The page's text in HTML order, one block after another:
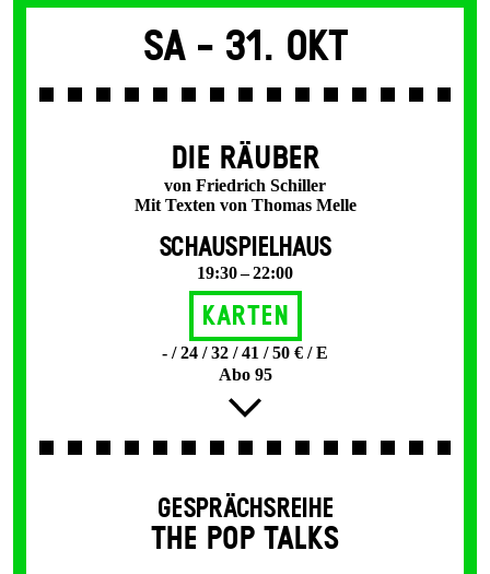
Sa - 31. Okt
DIE RÄUBER
von Friedrich Schiller
Mit Texten von Thomas Melle
SCHAUSPIELHAUS
19:30 – 22:00
Karten
- / 24 / 32 / 41 / 50 € / E
Abo 95
GESPRÄCHSREIHE
THE POP TALKS